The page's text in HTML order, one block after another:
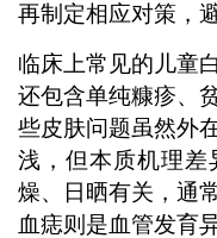
再制定相应对策，
临床上常见的儿童
还包含单纯糠疹、
些皮肤问题虽然外
浅，但本质机理差
燥、日晒有关，通
血痣则是血管发育